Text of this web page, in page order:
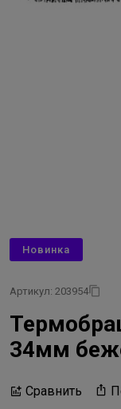
Новинка
Артикул: 203954
34мм
Сравнить